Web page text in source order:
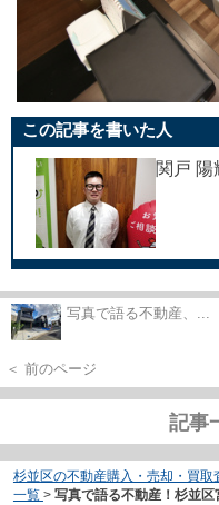
この記事を書いた人
関戸 陽
写真で語る不動産、...
＜ 前のページ
記事
杉並区の不動産購入・売却・買
一覧 > 写真で語る不動産！杉並区